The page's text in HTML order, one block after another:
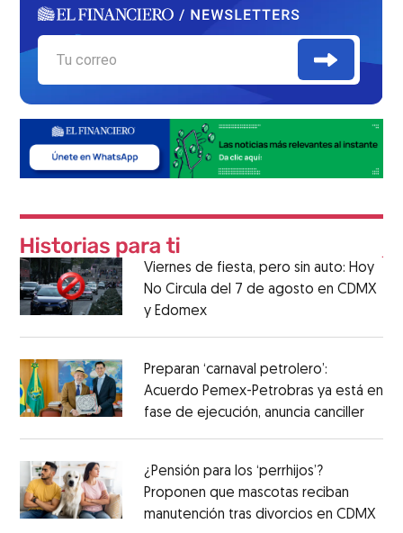
Viernes de fiesta, pero sin auto: Hoy
No Circula del 7 de agosto en CDMX
y Edomex
Preparan ‘carnaval petrolero’:
Acuerdo Pemex-Petrobras ya está en
fase de ejecución, anuncia canciller
¿Pensión para los ‘perrhijos’?
Proponen que mascotas reciban
manutención tras divorcios en CDMX